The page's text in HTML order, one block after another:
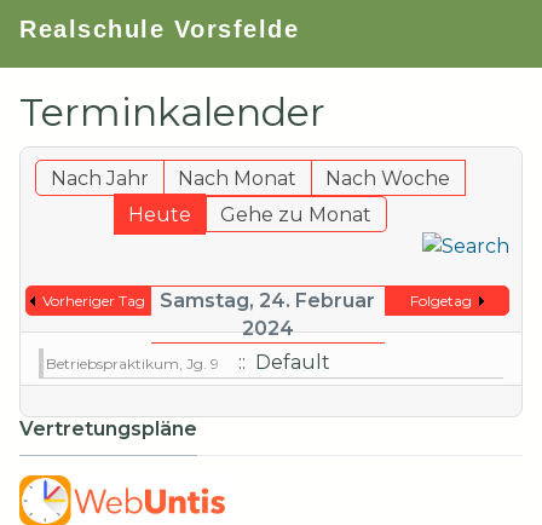
Realschule Vorsfelde
Terminkalender
Nach Jahr Nach Monat
Nach Woche
Heute
Gehe zu Monat
Vorheriger Tag
Samstag, 24. Februar
2024
Folgetag
Betriebspraktikum, Jg. 9 :: Default
Vertretungspläne